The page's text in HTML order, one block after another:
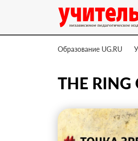
Образование UG.RU
THE RING